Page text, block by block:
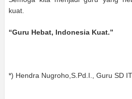
kuat.
“Guru Hebat, Indonesia Kuat.”
*) Hendra Nugroho,S.Pd.I., Guru SD